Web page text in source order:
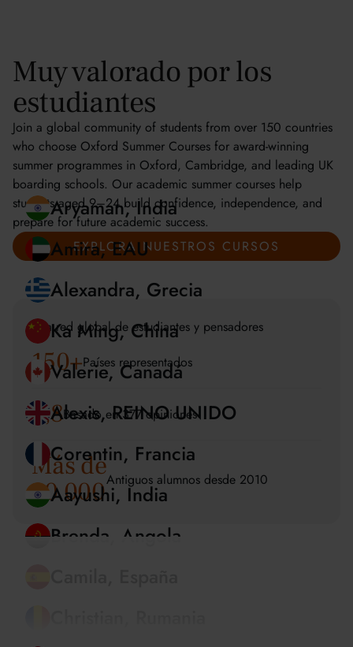
Muy valorado por los
estudiantes
Join a global community of students from over 150 countries
who choose Oxford Summer Courses for award-winning
summer programmes in Oxford, Cambridge, and leading UK
boarding schools. Our academic summer courses help
students aged 9–24 build confidence, independence, and
prepare for future academic success.
EXPLORA NUESTROS CURSOS
Una red global de estudiantes y pensadores
150+Países representados
4,8Basado en 377 opiniones
Más de
20 000Antiguos alumnos desde 2010
Aryaman, India
Amira, EAU
Alexandra, Grecia
Ka Ming, China
Valerie, Canadá
Alexis, REINO UNIDO
Corentin, Francia